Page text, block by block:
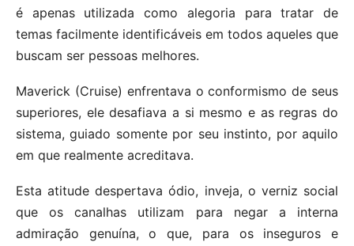
é apenas utilizada como alegoria para tratar de
temas facilmente identificáveis em todos aqueles que
buscam ser pessoas melhores.
Maverick (Cruise) enfrentava o conformismo de seus
superiores, ele desafiava a si mesmo e as regras do
sistema, guiado somente por seu instinto, por aquilo
em que realmente acreditava.
Esta atitude despertava ódio, inveja, o verniz social
que os canalhas utilizam para negar a interna
admiração genuína, o que, para os inseguros e